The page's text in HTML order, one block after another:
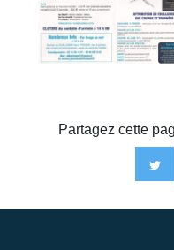
Partagez cette